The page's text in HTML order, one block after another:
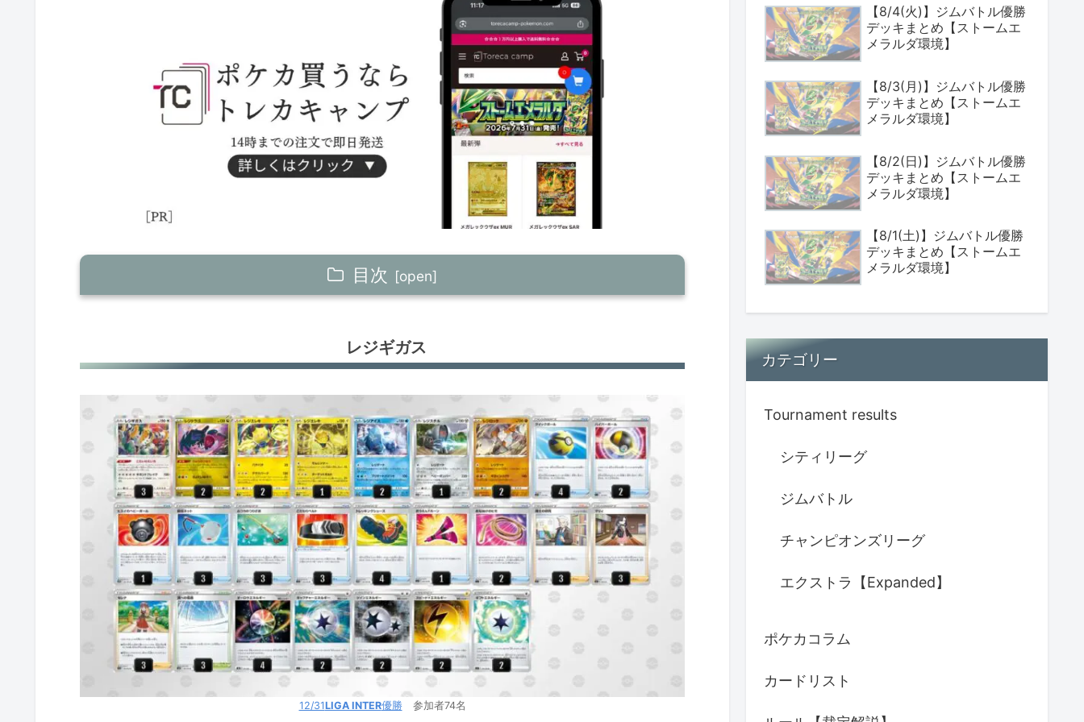
目次
ルギアV
ジュラルドンV
ヒスイヌメルゴンV
ロストバレット
ルギアV
ギラティナV
WTB
アローラロコンV
ヒスイウインディV
レジギガス
12/31LIGA INTER優勝参加者74名
【8/4(火)】ジムバトル優勝
デッキまとめ【ストームエ
メラルダ環境】
【8/3(月)】ジムバトル優勝
デッキまとめ【ストームエ
メラルダ環境】
【8/2(日)】ジムバトル優勝
デッキまとめ【ストームエ
メラルダ環境】
【8/1(土)】ジムバトル優勝
デッキまとめ【ストームエ
メラルダ環境】
カテゴリー
Tournament results
シティリーグ
ジムバトル
チャンピオンズリーグ
エクストラ【Expanded】
ポケカコラム
カードリスト